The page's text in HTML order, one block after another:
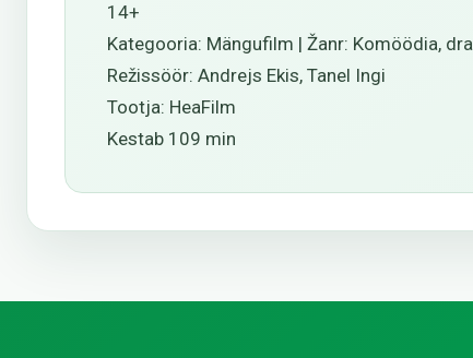
14+
Kategooria: Mängufilm | Žanr: Komöödia,
Režissöör: Andrejs Ekis, Tanel Ingi
Tootja: HeaFilm
Kestab 109 min